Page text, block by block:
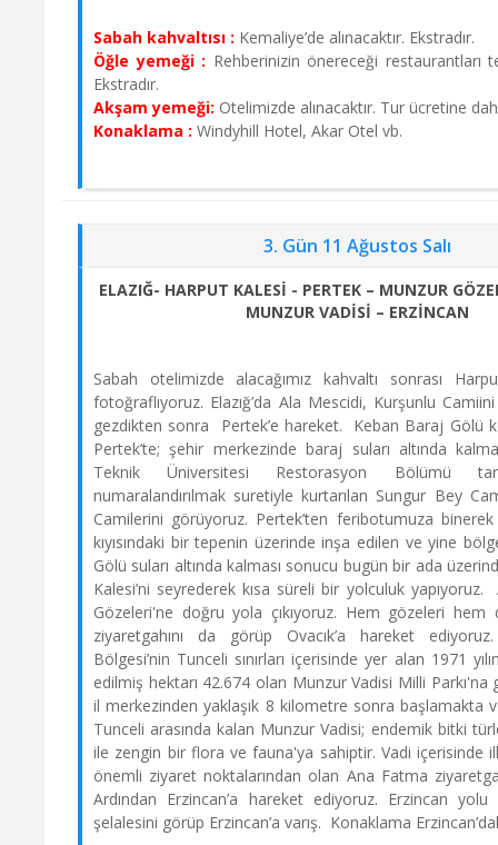
Satın Al
Sabah kahvaltısı : Kemaliye’de alınacaktır. Ekstradır.
Öğle yemeği : Rehberinizin önereceği restaurantları
Ekstradır.
Akşam yemeği: Otelimizde alınacaktır. Tur ücretine
Konaklama : Windyhill Hotel, Akar Otel vb.
3. Gün 11 Ağustos Salı
ELAZIĞ- HARPUT KALESİ - PERTEK – MUNZUR
MUNZUR VADİSİ – ERZİNCAN
Sabah otelimizde alacağımız kahvaltı sonrası
fotoğraflıyoruz. Elazığ’da Ala Mescidi, Kurşunlu
gezdikten sonra Pertek’e hareket. Keban Baraj Gölü
Pertek’te; şehir merkezinde baraj suları altında
Teknik Üniversitesi Restorasyon Bölümü
numaralandırılmak suretiyle kurtarılan Sungur Bey
Camilerini görüyoruz. Pertek’ten feribotumuza binerek
kıyısındaki bir tepenin üzerinde inşa edilen ve yine
Gölü suları altında kalması sonucu bugün bir ada
Kalesi’ni seyrederek kısa süreli bir yolculuk yapıyoruz.
Gözeleri'ne doğru yola çıkıyoruz. Hem gözeleri
ziyaretgahını da görüp Ovacık’a hareket
Bölgesi’nin Tunceli sınırları içerisinde yer alan 1971
edilmiş hektarı 42.674 olan Munzur Vadisi Milli Parkı'na
il merkezinden yaklaşık 8 kilometre sonra başlamakta
Tunceli arasında kalan Munzur Vadisi; endemik bitki
ile zengin bir flora ve fauna'ya sahiptir. Vadi içerisinde
önemli ziyaret noktalarından olan Ana Fatma
Ardından Erzincan’a hareket ediyoruz. Erzincan
şelalesini görüp Erzincan’a varış. Konaklama